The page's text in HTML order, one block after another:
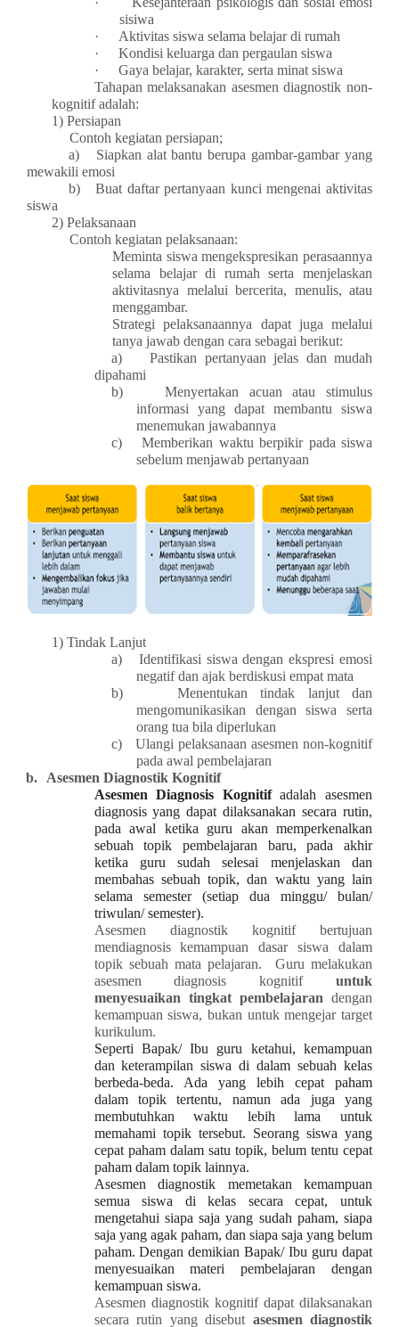
sisiwa
·
Aktivitas siswa selama belajar di rumah
·
Kondisi keluarga dan pergaulan siswa
·
Gaya belajar, karakter, serta minat siswa
Tahapan melaksanakan asesmen diagnostik non-
kognitif adalah:
1) Persiapan
Contoh kegiatan persiapan;
a)
Siapkan alat bantu berupa gambar-gambar yang
mewakili emosi
b)
Buat daftar pertanyaan kunci mengenai aktivitas
siswa
2) Pelaksanaan
Contoh kegiatan pelaksanaan:
Meminta siswa mengekspresikan perasaannya
selama belajar di rumah serta menjelaskan
aktivitasnya melalui bercerita, menulis, atau
menggambar.
Strategi pelaksanaannya dapat juga melalui
tanya jawab dengan cara sebagai berikut:
a)
Pastikan pertanyaan jelas dan mudah
dipahami
b)
Menyertakan acuan atau stimulus
informasi yang dapat membantu siswa
menemukan jawabannya
c)
Memberikan waktu berpikir pada siswa
sebelum menjawab pertanyaan
1) Tindak Lanjut
a)
Identifikasi siswa dengan ekspresi emosi
negatif dan ajak berdiskusi empat mata
b)
Menentukan tindak lanjut dan
mengomunikasikan dengan siswa serta
orang tua bila diperlukan
c)
Ulangi pelaksanaan asesmen non-kognitif
pada awal pembelajaran
b.
Asesmen Diagnostik Kognitif
Asesmen Diagnosis Kognitifadalah asesmen
diagnosis yang dapat dilaksanakan secara rutin,
pada awal ketika guru akan memperkenalkan
sebuah topik pembelajaran baru, pada akhir
ketika guru sudah selesai menjelaskan dan
membahas sebuah topik, dan waktu yang lain
selama semester (setiap dua minggu/ bulan/
triwulan/ semester).
Asesmen diagnostik kognitif bertujuan
mendiagnosis kemampuan dasar siswa dalam
topik sebuah mata pelajaran. Guru melakukan
asesmen diagnosis kognitif untuk
menyesuaikan tingkat pembelajaran dengan
kemampuan siswa, bukan untuk mengejar target
kurikulum.
Seperti Bapak/ Ibu guru ketahui, kemampuan
dan keterampilan siswa di dalam sebuah kelas
berbeda-beda. Ada yang lebih cepat paham
dalam topik tertentu, namun ada juga yang
membutuhkan waktu lebih lama untuk
memahami topik tersebut. Seorang siswa yang
cepat paham dalam satu topik, belum tentu cepat
paham dalam topik lainnya.
Asesmen diagnostik memetakan kemampuan
semua siswa di kelas secara cepat, untuk
mengetahui siapa saja yang sudah paham, siapa
saja yang agak paham, dan siapa saja yang belum
paham. Dengan demikian Bapak/ Ibu guru dapat
menyesuaikan materi pembelajaran dengan
kemampuan siswa.
Asesmen diagnostik kognitif dapat dilaksanakan
secara rutin yang disebut asesmen diagnostik